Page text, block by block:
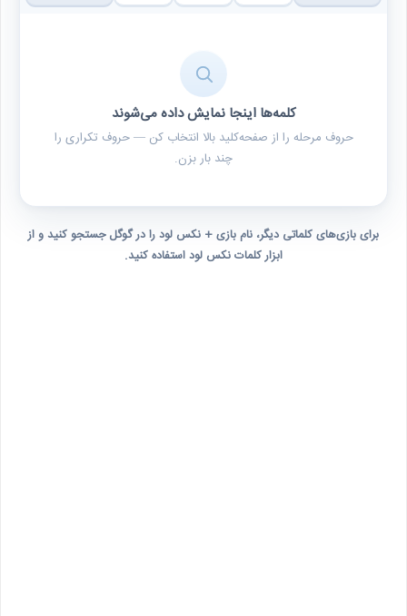
کلمه‌ها اینجا نمایش داده می‌شوند
حروف مرحله را از صفحه‌کلید بالا انتخاب کن — حروف تکراری را
چند بار بزن.
برای بازی‌های کلماتی دیگر، نام بازی + نکس لود را در گوگل جستجو کنید و از
ابزار کلمات نکس لود استفاده کنید.